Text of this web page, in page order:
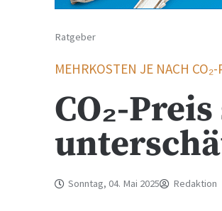
Ratgeber
MEHRKOSTEN JE NACH
CO₂-
Sonntag, 04. Mai 2025 Redaktion